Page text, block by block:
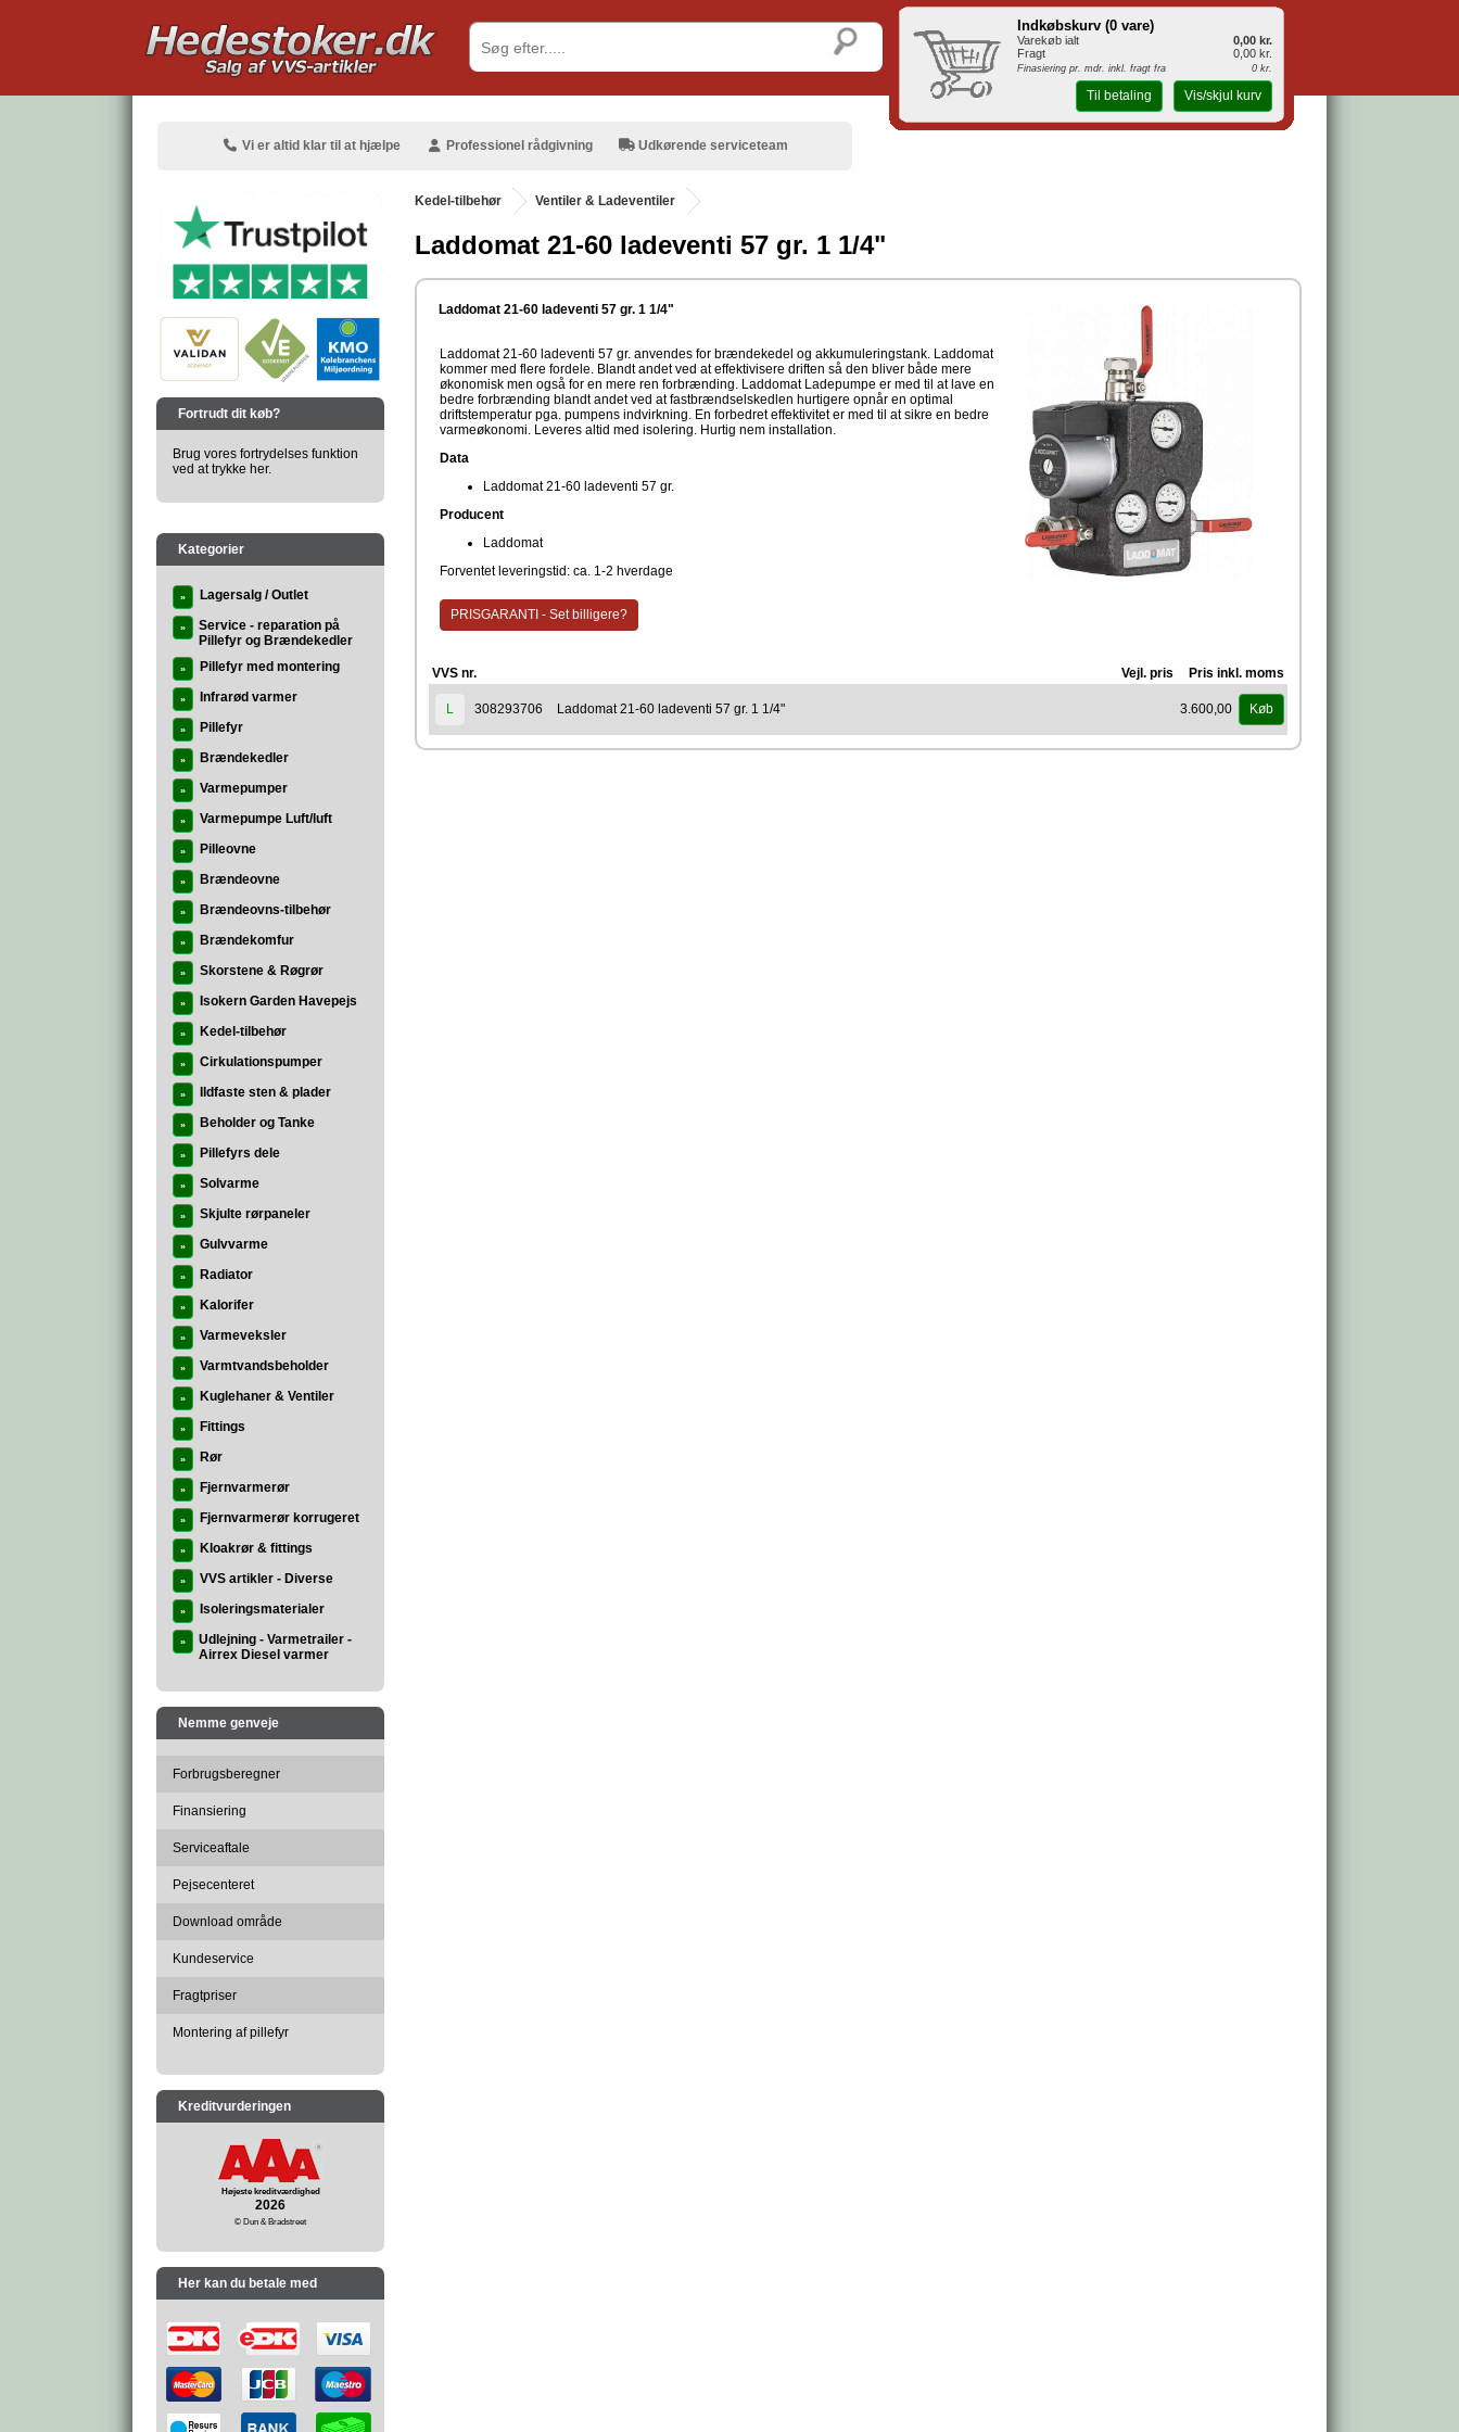
Vi er altid klar til at hjælpe Professionel rådgivning Udkørende serviceteam
Fortrudt dit køb?
Brug vores fortrydelses funktion
ved at trykke her.
Kategorier
» Lagersalg / Outlet
»
Service - reparation på
Pillefyr og Brændekedler
» Pillefyr med montering
» Infrarød varmer
» Pillefyr
» Brændekedler
» Varmepumper
» Varmepumpe Luft/luft
» Pilleovne
» Brændeovne
» Brændeovns-tilbehør
» Brændekomfur
» Skorstene & Røgrør
» Isokern Garden Havepejs
» Kedel-tilbehør
» Cirkulationspumper
» Ildfaste sten & plader
» Beholder og Tanke
» Pillefyrs dele
» Solvarme
» Skjulte rørpaneler
» Gulvvarme
» Radiator
» Kalorifer
» Varmeveksler
» Varmtvandsbeholder
» Kuglehaner & Ventiler
» Fittings
» Rør
» Fjernvarmerør
» Fjernvarmerør korrugeret
» Kloakrør & fittings
» VVS artikler - Diverse
» Isoleringsmaterialer
»
Udlejning - Varmetrailer -
Airrex Diesel varmer
Nemme genveje
Forbrugsberegner
Finansiering
Serviceaftale
Pejsecenteret
Download område
Kundeservice
Fragtpriser
Montering af pillefyr
Kreditvurderingen
Højeste kreditværdighed
2026
© Dun & Bradstreet
Her kan du betale med
Kedel-tilbehør Ventiler & Ladeventiler
Laddomat 21-60 ladeventi 57 gr. 1 1/4"
Laddomat 21-60 ladeventi 57 gr. 1 1/4"
Laddomat 21-60 ladeventi 57 gr. anvendes for brændekedel og akkumuleringstank. Laddomat
kommer med flere fordele. Blandt andet ved at effektivisere driften så den bliver både mere
økonomisk men også for en mere ren forbrænding. Laddomat Ladepumpe er med til at lave en
bedre forbrænding blandt andet ved at fastbrændselskedlen hurtigere opnår en optimal
driftstemperatur pga. pumpens indvirkning. En forbedret effektivitet er med til at sikre en bedre
varmeøkonomi. Leveres altid med isolering. Hurtig nem installation.
Data
Laddomat 21-60 ladeventi 57 gr.
Producent
Laddomat
Forventet leveringstid: ca. 1-2 hverdage
PRISGARANTI - Set billigere?
VVS nr. Vejl. pris Pris inkl. moms
L 308293706 Laddomat 21-60 ladeventi 57 gr. 1 1/4" 3.600,00 Køb
Indkøbskurv (0 vare)
Varekøb ialt
0,00 kr.
Fragt
0,00 kr.
Finasiering pr. mdr. inkl. fragt fra 0 kr.
Til betaling Vis/skjul kurv